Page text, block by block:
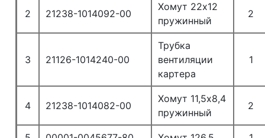
2 21238-1014092-00
Хомут 22х12
пружинный
2
3 21126-1014240-00
Трубка
вентиляции
картера
1
4 21238-1014082-00
Хомут 11,5х8,4
пружинный
2